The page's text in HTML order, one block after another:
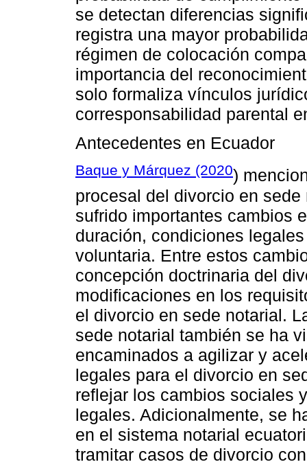
se detectan diferencias
registra una mayor
régimen de colocación
importancia del
solo formaliza vínculos
corresponsabilidad parental
Antecedentes en Ecuador
Baque y Márquez (2020)
procesal del divorcio en
sufrido importantes cambios
duración, condiciones
voluntaria. Entre estos
concepción doctrinaria del
modificaciones en los
el divorcio en sede notarial.
sede notarial también se ha
encaminados a agilizar y
legales para el divorcio en
reflejar los cambios sociales
legales. Adicionalmente, se
en el sistema notarial
tramitar casos de divorcio